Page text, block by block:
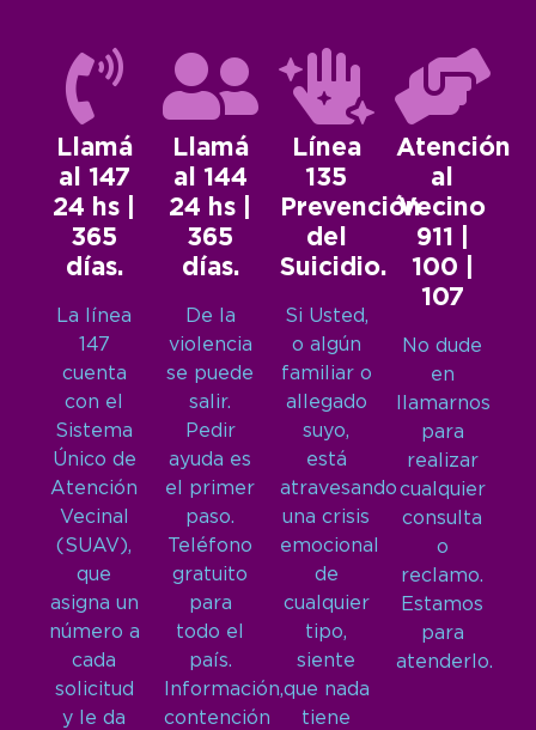
Llamá
al 147
24 hs |
365
días.
La línea
147
cuenta
con el
Sistema
Único de
Atención
Vecinal
(SUAV),
que
asigna un
número a
cada
solicitud
y le da
Llamá
al 144
24 hs |
365
días.
De la
violencia
se puede
salir.
Pedir
ayuda es
el primer
paso.
Teléfono
gratuito
para
todo el
país.
Información,
contención
Línea
135
Prevención
del
Suicidio.
Si Usted,
o algún
familiar o
allegado
suyo,
está
atravesando
una crisis
emocional
de
cualquier
tipo,
siente
que nada
tiene
Atención
al
Vecino
911 |
100 |
107
No dude
en
llamarnos
para
realizar
cualquier
consulta
o
reclamo.
Estamos
para
atenderlo.